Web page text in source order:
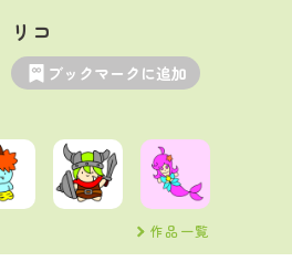
リコ
ブックマークに追加
作品一覧